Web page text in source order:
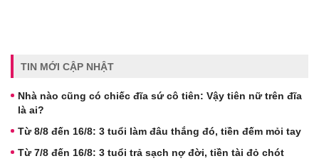
TIN MỚI CẬP NHẬT
Nhà nào cũng có chiếc đĩa sứ cô tiên: Vậy tiên nữ trên đĩa
là ai?
Từ 8/8 đến 16/8: 3 tuổi làm đâu thắng đó, tiền đếm mỏi tay
Từ 7/8 đến 16/8: 3 tuổi trả sạch nợ đời, tiền tài đỏ chót